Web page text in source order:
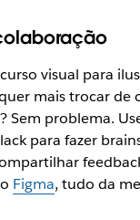
visual para
mais trocar de
Sem problema.
para fazer
Figma, tudo da